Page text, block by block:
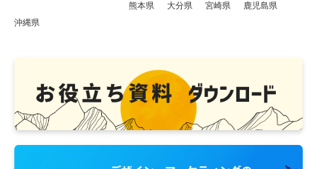
熊本県
大分県 宮崎県
鹿児島県
沖縄県